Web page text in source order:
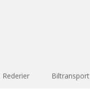
Rederier Biltransport